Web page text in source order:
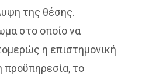
της θέσης.
στο οποίο να
η επιστημονική
προϋπηρεσία, το